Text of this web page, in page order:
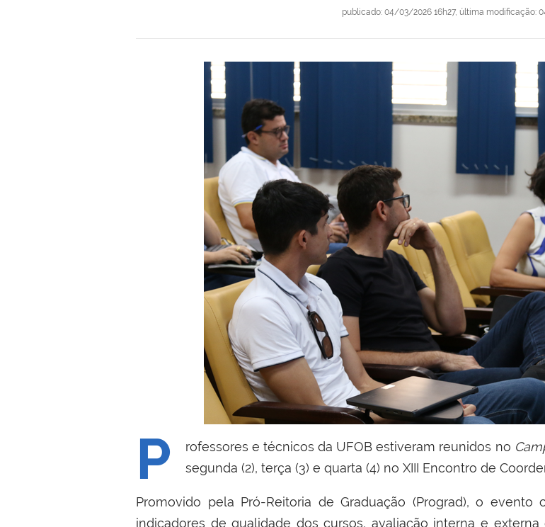
publicado: 04/03/2026 16h27, última modificação:
P rofessores e técnicos da UFOB estiveram reunidos no
segunda (2), terça (3) e quarta (4) no XIII Encontro de
Promovido pela Pró-Reitoria de Graduação (Prograd), o
indicadores de qualidade dos cursos, avaliação interna e